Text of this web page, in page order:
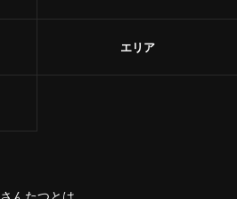
エリア
さんたつとは